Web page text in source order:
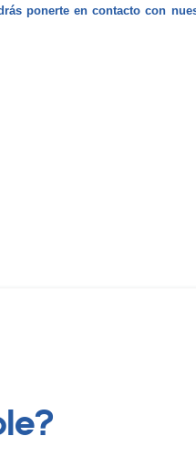
ponerte en contacto con